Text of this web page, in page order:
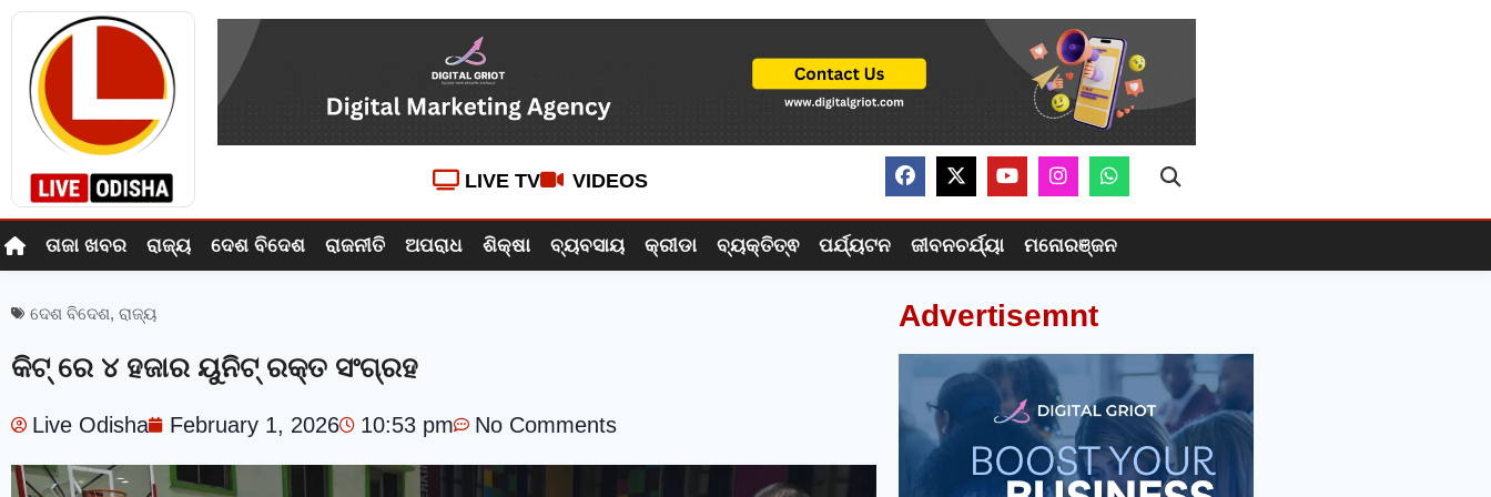
LIVE TV VIDEOS
ତାଜା ଖବର ରାଜ୍ୟ ଦେଶ ବିଦେଶ ରାଜନୀତି ଅପରାଧ ଶିକ୍ଷା ବ୍ୟବସାୟ କ୍ରୀଡା ବ୍ୟକ୍ତିତ୍ଵ ପର୍ଯ୍ୟଟନ ଜୀବନଚର୍ଯ୍ୟା ମନୋରଞ୍ଜନ
ଦେଶ ବିଦେଶ, ରାଜ୍ୟ
କିଟ୍‍ ରେ ୪ ହଜାର ୟୁନିଟ୍‍ ରକ୍ତ ସଂଗ୍ରହ
Live Odisha February 1, 2026 10:53 pm No Comments
Advertisemnt